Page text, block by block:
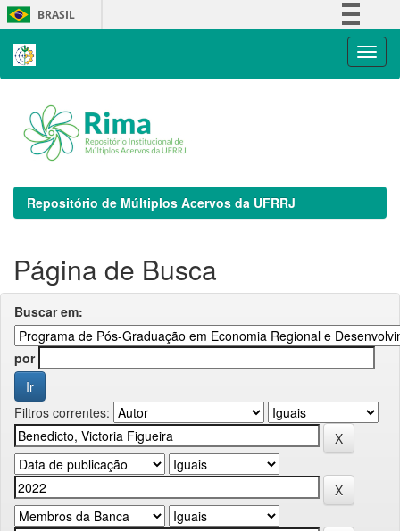
Skip
navigation
BRASIL
Repositório de Múltiplos Acervos da UFRRJ
Página de Busca
Buscar em:
por
Filtros correntes: